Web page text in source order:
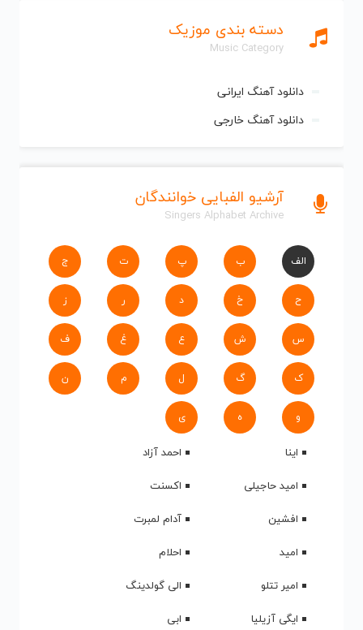
دسته بندی موزیک
Music Category
دانلود آهنگ ایرانی
دانلود آهنگ خارجی
آرشیو الفبایی خوانندگان
Singers Alphabet Archive
الف ب پ ت ج
ح خ د ر ز
س ش ع غ ف
ک گ ل م ن
و ه ی
اینا
احمد آزاد
امید حاجیلی
اکسنت
افشین
آدام لمبرت
امید
احلام
امیر تتلو
الی گولدینگ
ایگی آزیلیا
ابی